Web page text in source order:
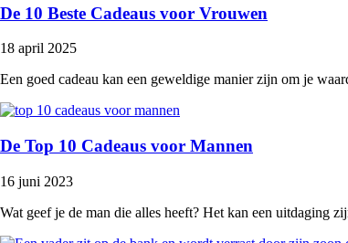
De 10 Beste Cadeaus voor Vrouwen
18 april 2025
Een goed cadeau kan een geweldige manier zijn om je
De Top 10 Cadeaus voor Mannen
16 juni 2023
Wat geef je de man die alles heeft? Het kan een uitdaging